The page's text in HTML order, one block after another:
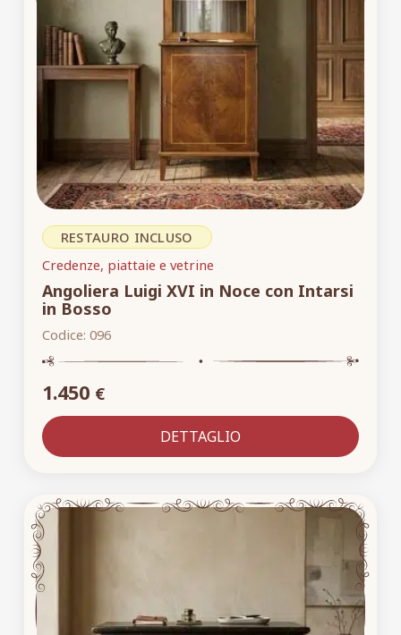
RESTAURO INCLUSO
Credenze, piattaie e vetrine
Angoliera Luigi XVI in Noce con Intarsi
in Bosso
Codice: 096
1.450 €
DETTAGLIO